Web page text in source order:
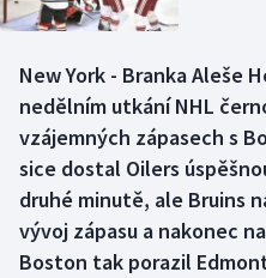
Boby a skeleton
Box
Curling
Dostihy
Florbal
AZ kvíz
New York - Branka Aleše
nedělním utkání NHL
vzájemných zápasech s
sice dostal Oilers
druhé minutě, ale Bruins
vývoj zápasu a nakonec
Boston tak porazil